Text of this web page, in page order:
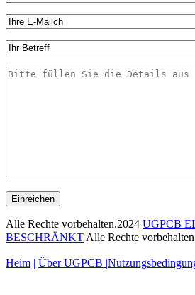
Einreichen
Alle Rechte vorbehalten.2024 UGPCB
BESCHRÄNKT Alle Rechte vorbehalten
Heim | Über UGPCB |